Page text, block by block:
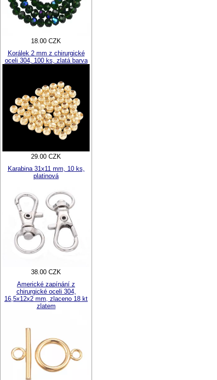
18.00 CZK
Korálek 2 mm z chirurgické
oceli 304, 100 ks, zlatá barva
29.00 CZK
Karabina 31x11 mm, 10 ks,
platinová
38.00 CZK
Americké zapínání z
chirurgické oceli 304,
16,5x12x2 mm, zlaceno 18 kt
zlatem